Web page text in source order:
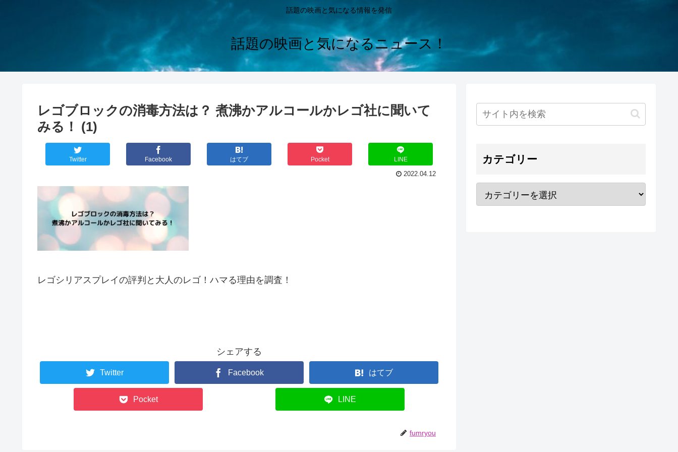
話題の映画と気になる情報を発信
話題の映画と気になるニュース！
レゴブロックの消毒方法は？ 煮沸かアルコールかレゴ社に聞いて
みる！ (1)
Twitter Facebook はてブ Pocket LINE
2022.04.12
レゴシリアスプレイの評判と大人のレゴ！ハマる理由を調査！
シェアする
Twitter Facebook はてブ
Pocket LINE
fumryou
カテゴリー